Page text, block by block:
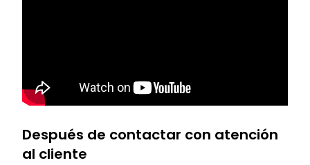
Después de contactar con atención
al cliente